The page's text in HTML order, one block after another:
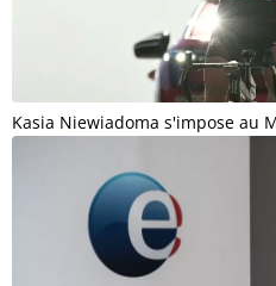
Kasia Niewiadoma s'impose au